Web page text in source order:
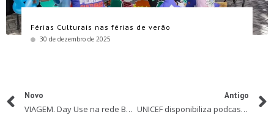
Férias Culturais nas férias de verão
30 de dezembro de 2025
Novo
VIAGEM. Day Use na rede Bourbon Hotéis & Resorts
Antigo
UNICEF disponibiliza podcast para crianças